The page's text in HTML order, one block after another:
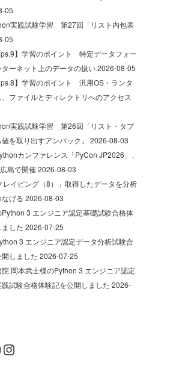
05
実践試験学習 第27回「リスト内包表
05
】学習のポイント 特定データフォー
ーネット上のデータの扱い2026-08-05
】学習のポイント 汎用OS・ランタ
ファイルとディレクトリへのアクセス
実践試験学習 第26回「リスト・タプ
を取り出すアンパック」 2026-08-03
カンファレンス「PyCon JP2026」、
島で開催2026-08-03
レイピング（8）」取得したデータを分析
げる 2026-08-03
3 エンジニア認定基礎試験合格体
した 2026-07-25
3 エンジニア認定データ分析試験合
しました 2026-07-25
岡本武士様のPython 3 エンジニア認定
試験合格体験記を公開しました 2026-
Instagram